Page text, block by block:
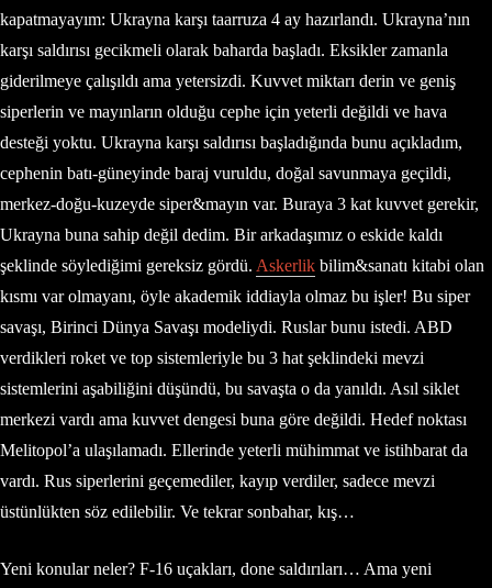
kapatmayayım: Ukrayna karşı taarruza 4 ay hazırlandı. Ukrayna’nın
karşı saldırısı gecikmeli olarak baharda başladı. Eksikler zamanla
giderilmeye çalışıldı ama yetersizdi. Kuvvet miktarı derin ve geniş
siperlerin ve mayınların olduğu cephe için yeterli değildi ve hava
desteği yoktu. Ukrayna karşı saldırısı başladığında bunu açıkladım,
cephenin batı-güneyinde baraj vuruldu, doğal savunmaya geçildi,
merkez-doğu-kuzeyde siper&mayın var. Buraya 3 kat kuvvet gerekir,
Ukrayna buna sahip değil dedim. Bir arkadaşımız o eskide kaldı
şeklinde söylediğimi gereksiz gördü. Askerlik bilim&sanatı kitabi olan
kısmı var olmayanı, öyle akademik iddiayla olmaz bu işler! Bu siper
savaşı, Birinci Dünya Savaşı modeliydi. Ruslar bunu istedi. ABD
verdikleri roket ve top sistemleriyle bu 3 hat şeklindeki mevzi
sistemlerini aşabiliğini düşündü, bu savaşta o da yanıldı. Asıl siklet
merkezi vardı ama kuvvet dengesi buna göre değildi. Hedef noktası
Melitopol’a ulaşılamadı. Ellerinde yeterli mühimmat ve istihbarat da
vardı. Rus siperlerini geçemediler, kayıp verdiler, sadece mevzi
üstünlükten söz edilebilir. Ve tekrar sonbahar, kış…
Yeni konular neler? F-16 uçakları, done saldırıları… Ama yeni